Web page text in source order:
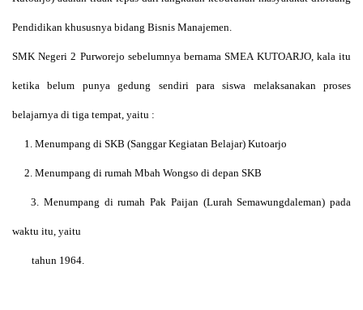
Pendidikan khususnya bidang Bisnis Manajemen.
SMK Negeri 2 Purworejo sebelumnya bernama SMEA KUTOARJO, kala itu
ketika belum punya gedung sendiri para siswa melaksanakan proses
belajarnya di tiga tempat, yaitu :
1. Menumpang di SKB (Sanggar Kegiatan Belajar) Kutoarjo
2. Menumpang di rumah Mbah Wongso di depan SKB
3. Menumpang di rumah Pak Paijan (Lurah Semawungdaleman) pada
waktu itu, yaitu
tahun 1964.